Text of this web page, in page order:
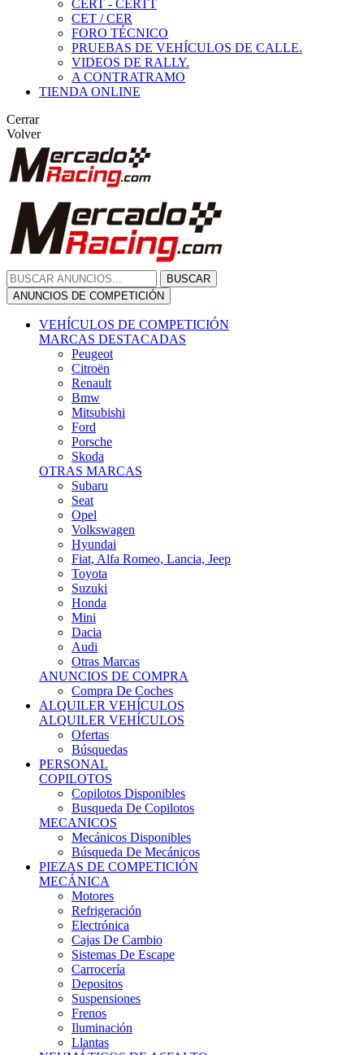
CERT - CERTT
CET / CER
FORO TÉCNICO
PRUEBAS DE VEHÍCULOS DE CALLE.
VIDEOS DE RALLY.
A CONTRATRAMO
TIENDA ONLINE
Cerrar
Volver
BUSCAR
ANUNCIOS DE COMPETICIÓN
VEHÍCULOS DE COMPETICIÓN
MARCAS DESTACADAS
Peugeot
Citroën
Renault
Bmw
Mitsubishi
Ford
Porsche
Skoda
OTRAS MARCAS
Subaru
Seat
Opel
Volkswagen
Hyundai
Fiat, Alfa Romeo, Lancia, Jeep
Toyota
Suzuki
Honda
Mini
Dacia
Audi
Otras Marcas
ANUNCIOS DE COMPRA
Compra De Coches
ALQUILER VEHÍCULOS
ALQUILER VEHÍCULOS
Ofertas
Búsquedas
PERSONAL
COPILOTOS
Copilotos Disponibles
Busqueda De Copilotos
MECANICOS
Mecánicos Disponibles
Búsqueda De Mecánicos
PIEZAS DE COMPETICIÓN
MECÁNICA
Motores
Refrigeración
Electrónica
Cajas De Cambio
Sistemas De Escape
Carrocería
Depositos
Suspensiones
Frenos
Iluminación
Llantas